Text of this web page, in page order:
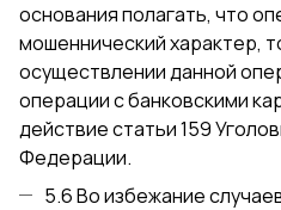
основания полагать, что
мошеннический характер,
осуществлении данной
операции с банковскими
действие статьи 159
Федерации.
5.6 Во избежание